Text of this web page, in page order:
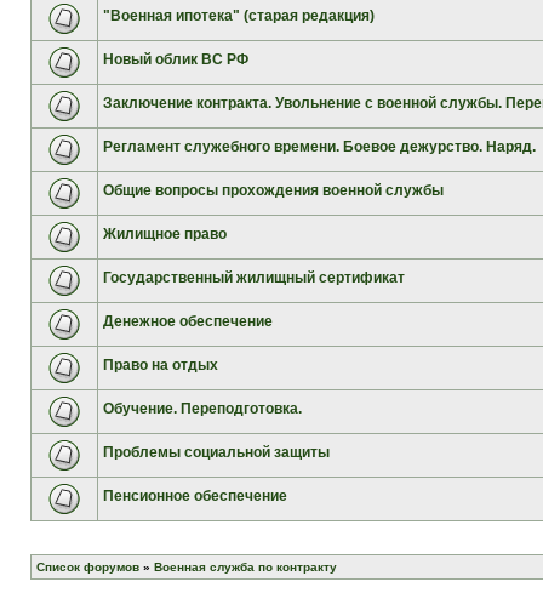
"Военная ипотека" (старая редакция)
Новый облик ВС РФ
Заключение контракта. Увольнение с военной службы.
Регламент служебного времени. Боевое дежурство. Наряд.
Общие вопросы прохождения военной службы
Жилищное право
Государственный жилищный сертификат
Денежное обеспечение
Право на отдых
Обучение. Переподготовка.
Проблемы социальной защиты
Пенсионное обеспечение
Список форумов » Военная служба по контракту